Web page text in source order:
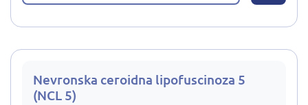
Nevronska ceroidna lipofuscinoza 5
(NCL 5)